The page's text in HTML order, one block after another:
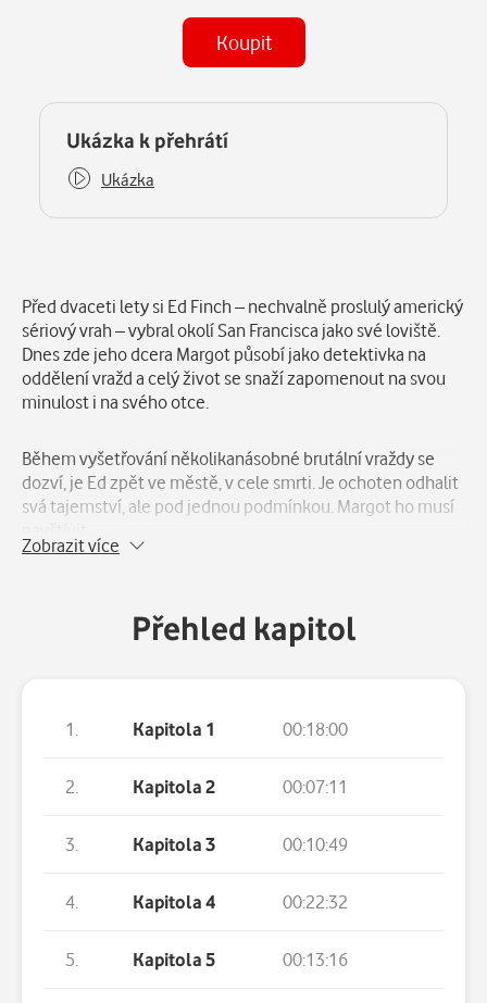
Koupit
Některé kapitoly již máte zakoupeny.
Ukázka k přehrátí
Ukázka
Před dvaceti lety si Ed Finch – nechvalně proslulý americký
sériový vrah – vybral okolí San Francisca jako své loviště.
Dnes zde jeho dcera Margot působí jako detektivka na
oddělení vražd a celý život se snaží zapomenout na svou
minulost i na svého otce.
Během vyšetřování několikanásobné brutální vraždy se
dozví, je Ed zpět ve městě, v cele smrti. Je ochoten odhalit
svá tajemství, ale pod jednou podmínkou. Margot ho musí
pravdu a přinést rozhřešení rodinám obětí ji přitahuje jako
starostlivý otec, který ji naučil jezdit na kole, řídit a nikomu
Zobrazit více
Přehled kapitol
1. Kapitola 1 00:18:00
2. Kapitola 2 00:07:11
3. Kapitola 3 00:10:49
4. Kapitola 4 00:22:32
5. Kapitola 5 00:13:16